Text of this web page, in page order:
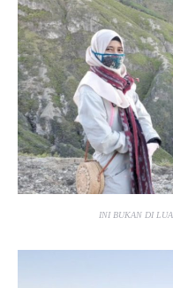
INI BUKAN DI